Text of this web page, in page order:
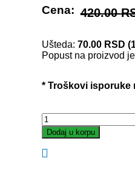
Cena: 420.00
Ušteda: 70.00 RSD
Popust na proizvod
* Troškovi isporuke
Dodaj u korpu